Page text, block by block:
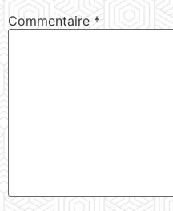
Commentaire *